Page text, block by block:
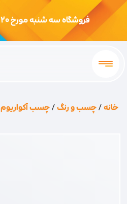
فروشگاه سه شنبه مورخ 05/20 تعطیل میباشد
خانه/چسب و رنگ/چسب آکواریوم